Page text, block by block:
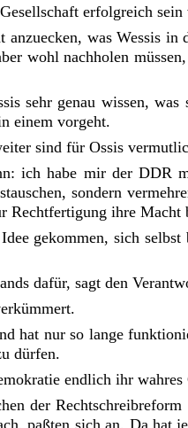
erfolgreich
was Wessis
wohl nachholen
sehr genau wissen,
einem vorgeht.
sind für Ossis
ich habe mir der DDR
sondern
ihre Macht
gekommen, sich
dafür, sagt den
hat nur so lange
dürfen.
endlich ihr wahres
der